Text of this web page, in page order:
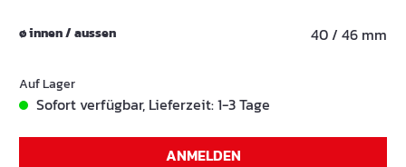
ø innen / aussen 40 / 46 mm
Auf Lager
Sofort verfügbar, Lieferzeit: 1-3 Tage
ANMELDEN